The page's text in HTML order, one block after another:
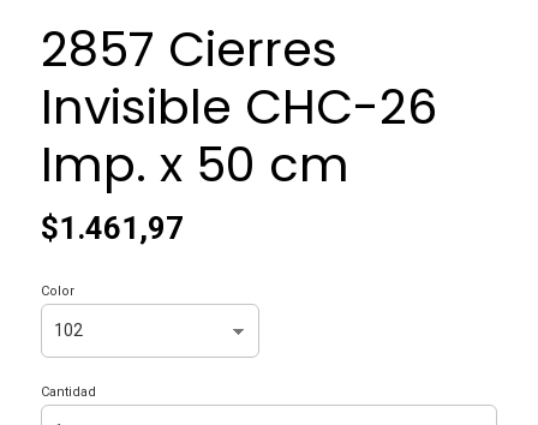
2857 Cierres
Invisible CHC-26
Imp. x 50 cm
$1.461,97
Color
Cantidad